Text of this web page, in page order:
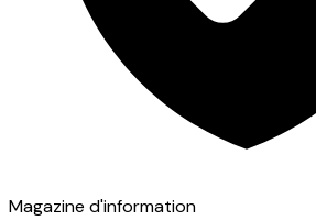
Magazine d'information